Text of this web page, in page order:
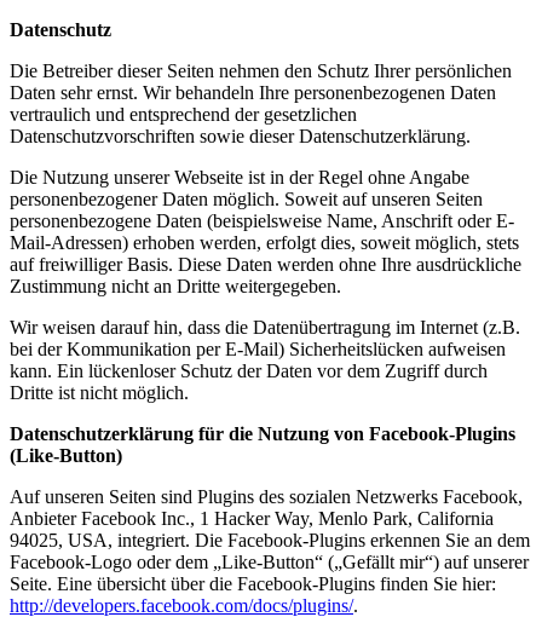
Datenschutz
Die Betreiber dieser Seiten nehmen den Schutz Ihrer persönlichen
Daten sehr ernst. Wir behandeln Ihre personenbezogenen Daten
vertraulich und entsprechend der gesetzlichen
Datenschutzvorschriften sowie dieser Datenschutzerklärung.
Die Nutzung unserer Webseite ist in der Regel ohne Angabe
personenbezogener Daten möglich. Soweit auf unseren Seiten
personenbezogene Daten (beispielsweise Name, Anschrift oder E-
Mail-Adressen) erhoben werden, erfolgt dies, soweit möglich, stets
auf freiwilliger Basis. Diese Daten werden ohne Ihre ausdrückliche
Zustimmung nicht an Dritte weitergegeben.
Wir weisen darauf hin, dass die Datenübertragung im Internet (z.B.
bei der Kommunikation per E-Mail) Sicherheitslücken aufweisen
kann. Ein lückenloser Schutz der Daten vor dem Zugriff durch
Dritte ist nicht möglich.
Datenschutzerklärung für die Nutzung von Facebook-Plugins
(Like-Button)
Auf unseren Seiten sind Plugins des sozialen Netzwerks Facebook,
Anbieter Facebook Inc., 1 Hacker Way, Menlo Park, California
94025, USA, integriert. Die Facebook-Plugins erkennen Sie an dem
Facebook-Logo oder dem „Like-Button“ („Gefällt mir“) auf unserer
Seite. Eine übersicht über die Facebook-Plugins finden Sie hier:
http://developers.facebook.com/docs/plugins/.